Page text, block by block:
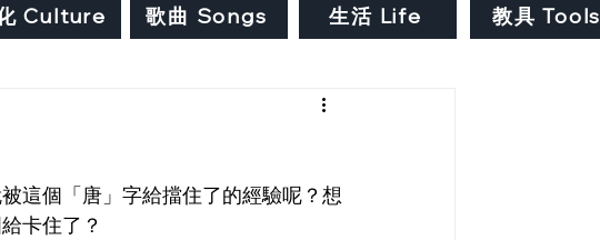
Culture 歌曲 Songs 生活 Life 教具 Tools
這個「唐」字給擋住了的經驗呢？想
卡住了？